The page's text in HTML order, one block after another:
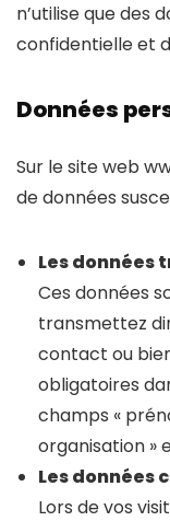
n’utilise que des
confidentielle et
Données
Sur le site web
de données
Les données
Ces données
transmettez
contact ou
obligatoires
champs «
organisation »
Les
Lors de vos